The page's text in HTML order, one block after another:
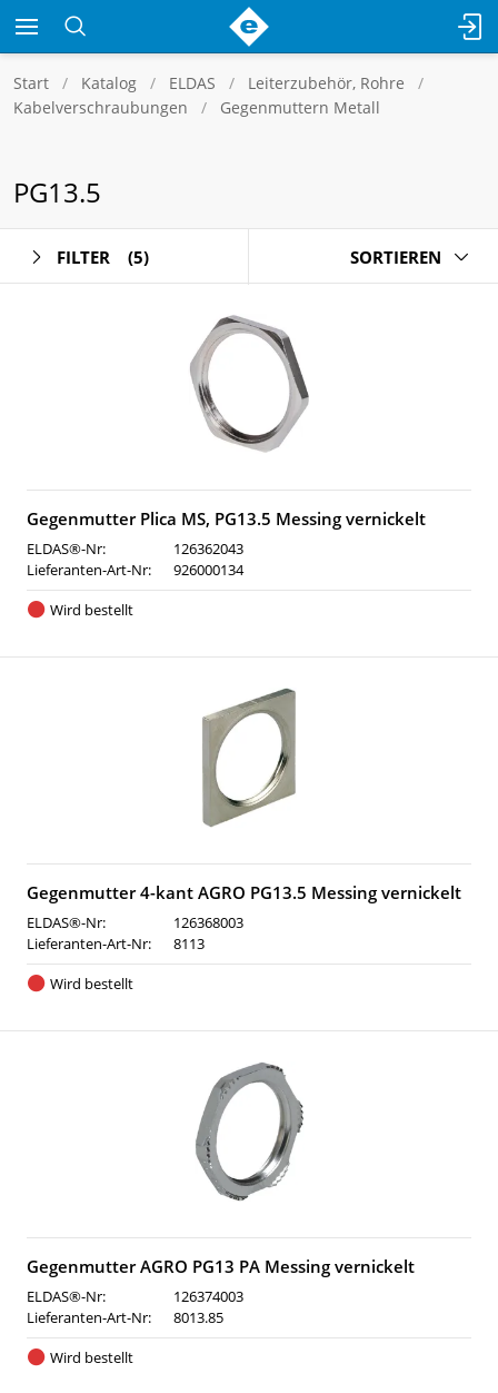
Start Katalog ELDAS
Leiterzubehör, Rohre
Kabelverschraubungen
Gegenmuttern Metall
PG13.5
FILTER (5) SORTIEREN
Gegenmutter Plica MS, PG13.5 Messing vernickelt
ELDAS®-Nr:
126362043
Lieferanten-Art-Nr:
926000134
Wird bestellt
Gegenmutter 4-kant AGRO PG13.5 Messing vernickelt
ELDAS®-Nr:
126368003
Lieferanten-Art-Nr:
8113
Wird bestellt
Gegenmutter AGRO PG13 PA Messing vernickelt
ELDAS®-Nr:
126374003
Lieferanten-Art-Nr:
8013.85
Wird bestellt